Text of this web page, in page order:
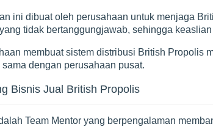
ini dibuat oleh perusahaan untuk menjaga
tidak bertanggungjawab, sehingga
membuat sistem distribusi British Propolis
sama dengan perusahaan pusat.
Bisnis Jual British Propolis
Team Mentor yang berpengalaman